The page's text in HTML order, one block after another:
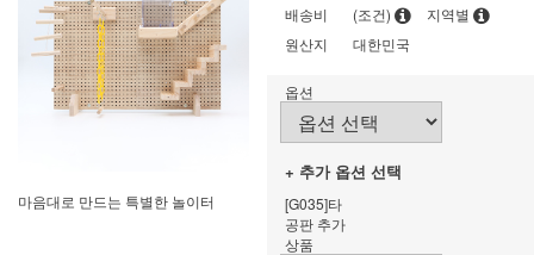
마음대로 만드는 특별한 놀이터
배송비
(조건)
지역별
원산지
대한민국
옵션
+ 추가 옵션 선택
[G035]타
공판 추가
상품